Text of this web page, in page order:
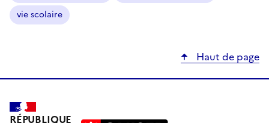
vie scolaire
Haut de page
RÉPUBLIQUE